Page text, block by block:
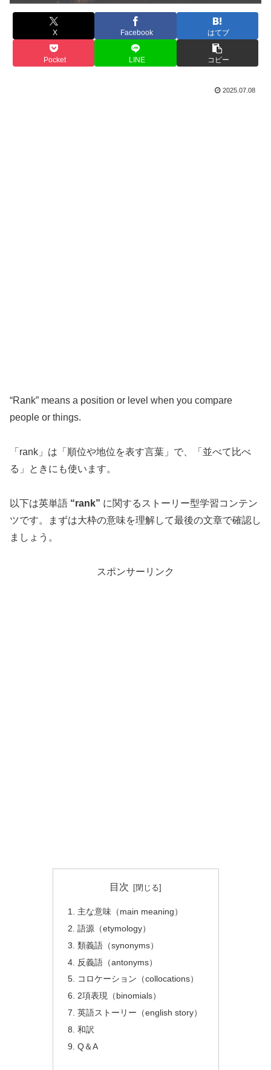
X Facebook はてブ
Pocket LINE コピー
2025.07.08
“Rank” means a position or level when you compare
people or things.
「rank」は「順位や地位を表す言葉」で、「並べて比べ
る」ときにも使います。
以下は英単語 “rank” に関するストーリー型学習コンテン
ツです。まずは大枠の意味を理解して最後の文章で確認し
ましょう。
スポンサーリンク
目次
主な意味（main meaning）
語源（etymology）
類義語（synonyms）
反義語（antonyms）
コロケーション（collocations）
2項表現（binomials）
英語ストーリー（english story）
和訳
Q＆A